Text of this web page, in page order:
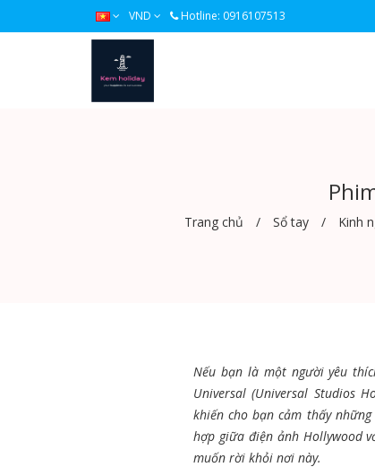
VND Hotline: 0916107513
Trang chủ Sổ tay Kinh
Nếu bạn là một người yêu
Universal (Universal Studios
khiến cho bạn cảm thấy
hợp giữa điện ảnh Hollywood
muốn rời khỏi nơi này.